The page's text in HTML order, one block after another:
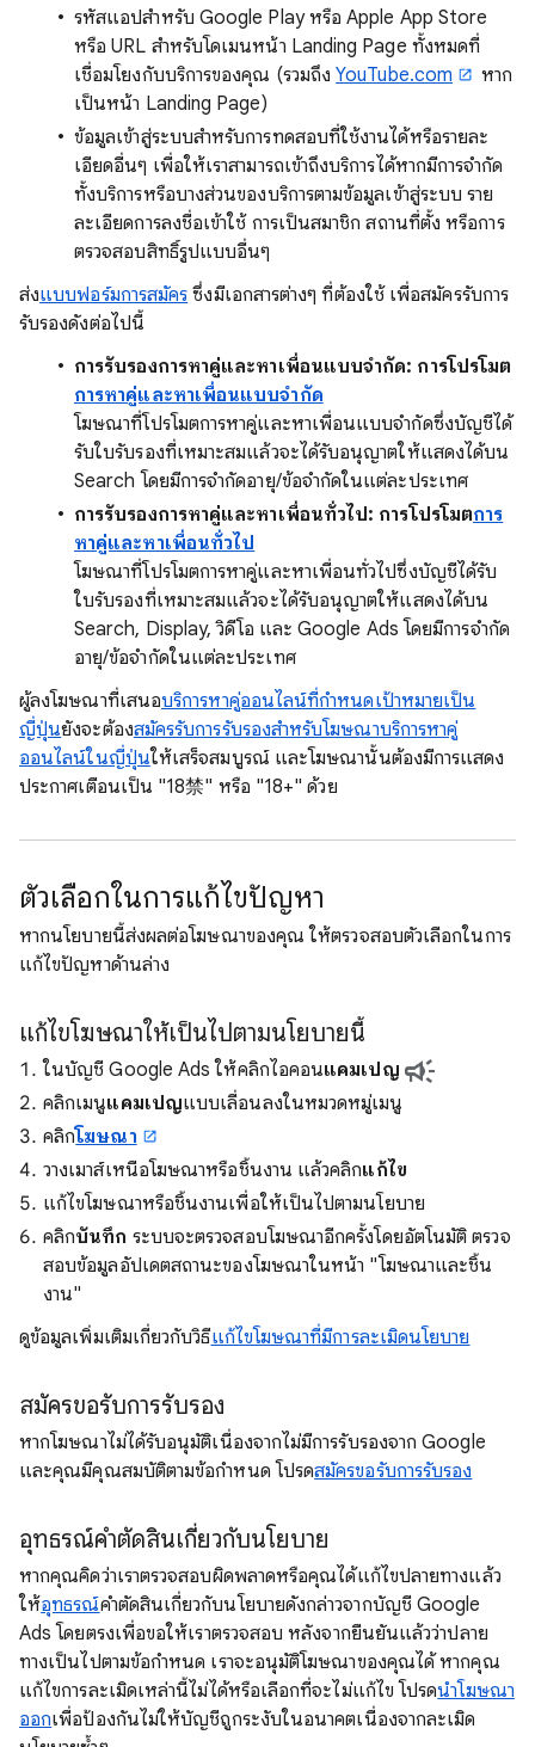
รหัสแอปสำหรับ Google Play หรือ Apple App Store
หรือ URL สำหรับโดเมนหน้า Landing Page ทั้งหมดที่
เชื่อมโยงกับบริการของคุณ (รวมถึงYouTube.com
หาก
เป็นหน้า Landing Page)
ข้อมูลเข้าสู่ระบบสำหรับการทดสอบที่ใช้งานได้หรือรายละ
เอียดอื่นๆ เพื่อให้เราสามารถเข้าถึงบริการได้หากมีการจำกัด
ทั้งบริการหรือบางส่วนของบริการตามข้อมูลเข้าสู่ระบบ ราย
ละเอียดการลงชื่อเข้าใช้ การเป็นสมาชิก สถานที่ตั้ง หรือการ
ตรวจสอบสิทธิ์รูปแบบอื่นๆ
ส่งแบบฟอร์มการสมัคร ซึ่งมีเอกสารต่างๆ ที่ต้องใช้ เพื่อสมัครรับการ
รับรองดังต่อไปนี้
การรับรองการหาคู่และหาเพื่อนแบบจำกัด: การโปรโมต
การหาคู่และหาเพื่อนแบบจำกัด
โฆษณาที่โปรโมตการหาคู่และหาเพื่อนแบบจำกัดซึ่งบัญชีได้
รับใบรับรองที่เหมาะสมแล้วจะได้รับอนุญาตให้แสดงได้บน
Search โดยมีการจำกัดอายุ/ข้อจำกัดในแต่ละประเทศ
การรับรองการหาคู่และหาเพื่อนทั่วไป: การโปรโมตการ
หาคู่และหาเพื่อนทั่วไป
โฆษณาที่โปรโมตการหาคู่และหาเพื่อนทั่วไปซึ่งบัญชีได้รับ
ใบรับรองที่เหมาะสมแล้วจะได้รับอนุญาตให้แสดงได้บน
Search, Display, วิดีโอ และ Google Ads โดยมีการจำกัด
อายุ/ข้อจำกัดในแต่ละประเทศ
ผู้ลงโฆษณาที่เสนอบริการหาคู่ออนไลน์ที่กำหนดเป้าหมายเป็น
ญี่ปุ่นยังจะต้องสมัครรับการรับรองสำหรับโฆษณาบริการหาคู่
ออนไลน์ในญี่ปุ่นให้เสร็จสมบูรณ์ และโฆษณานั้นต้องมีการแสดง
ประกาศเตือนเป็น "18禁" หรือ "18+" ด้วย
ตัวเลือกในการแก้ไขปัญหา
หากนโยบายนี้ส่งผลต่อโฆษณาของคุณ ให้ตรวจสอบตัวเลือกในการ
แก้ไขปัญหาด้านล่าง
แก้ไขโฆษณาให้เป็นไปตามนโยบายนี้
ในบัญชี Google Ads ให้คลิกไอคอนแคมเปญ
คลิกเมนูแคมเปญแบบเลื่อนลงในหมวดหมู่เมนู
คลิกโฆษณา
วางเมาส์เหนือโฆษณาหรือชิ้นงาน แล้วคลิกแก้ไข
แก้ไขโฆษณาหรือชิ้นงานเพื่อให้เป็นไปตามนโยบาย
คลิกบันทึก ระบบจะตรวจสอบโฆษณาอีกครั้งโดยอัตโนมัติ ตรวจ
สอบข้อมูลอัปเดตสถานะของโฆษณาในหน้า "โฆษณาและชิ้น
งาน"
ดูข้อมูลเพิ่มเติมเกี่ยวกับวิธีแก้ไขโฆษณาที่มีการละเมิดนโยบาย
สมัครขอรับการรับรอง
หากโฆษณาไม่ได้รับอนุมัติเนื่องจากไม่มีการรับรองจาก Google
และคุณมีคุณสมบัติตามข้อกำหนด โปรดสมัครขอรับการรับรอง
อุทธรณ์คำตัดสินเกี่ยวกับนโยบาย
หากคุณคิดว่าเราตรวจสอบผิดพลาดหรือคุณได้แก้ไขปลายทางแล้ว
ให้อุทธรณ์คำตัดสินเกี่ยวกับนโยบายดังกล่าวจากบัญชี Google
Ads โดยตรงเพื่อขอให้เราตรวจสอบ หลังจากยืนยันแล้วว่าปลาย
ทางเป็นไปตามข้อกำหนด เราจะอนุมัติโฆษณาของคุณได้ หากคุณ
แก้ไขการละเมิดเหล่านี้ไม่ได้หรือเลือกที่จะไม่แก้ไข โปรดนำโฆษณา
ออกเพื่อป้องกันไม่ให้บัญชีถูกระงับในอนาคตเนื่องจากละเมิด